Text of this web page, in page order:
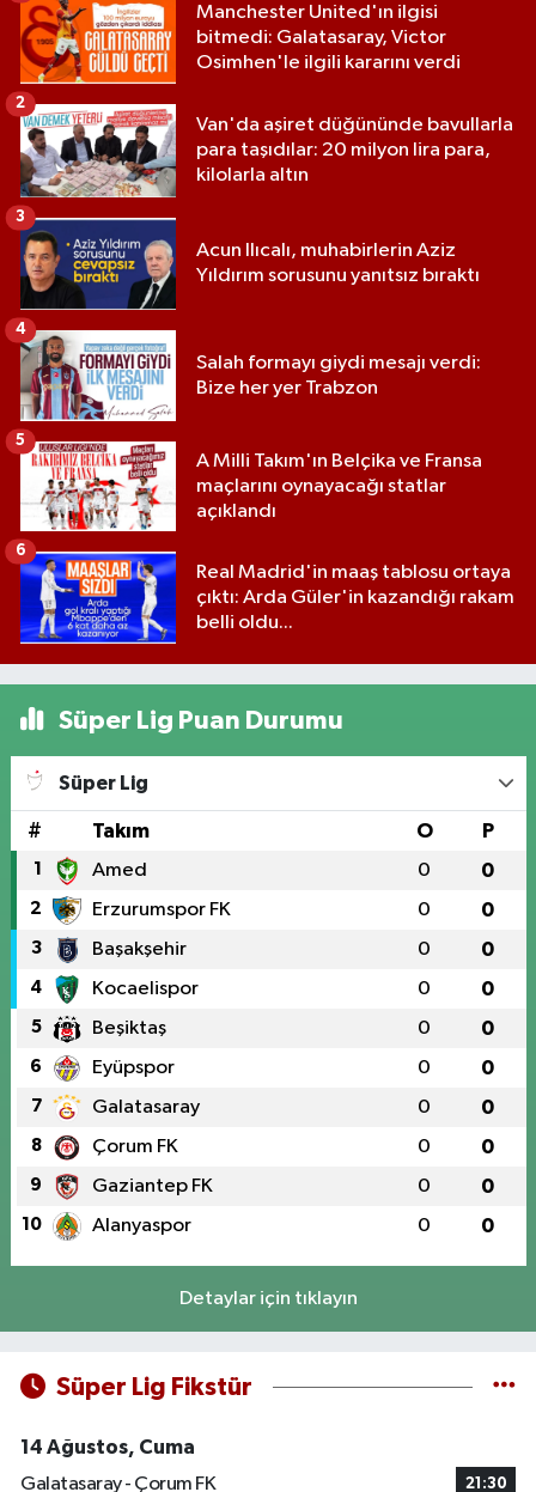
Manchester United'ın ilgisi
bitmedi: Galatasaray, Victor
Osimhen'le ilgili kararını verdi
Van'da aşiret düğününde bavullarla
para taşıdılar: 20 milyon lira para,
kilolarla altın
2
Acun Ilıcalı, muhabirlerin Aziz
Yıldırım sorusunu yanıtsız bıraktı
3
Salah formayı giydi mesajı verdi:
Bize her yer Trabzon
4
A Milli Takım'ın Belçika ve Fransa
maçlarını oynayacağı statlar
açıklandı
5
Real Madrid'in maaş tablosu ortaya
çıktı: Arda Güler'in kazandığı rakam
belli oldu...
6
Süper Lig Puan Durumu
Süper Lig
# Takım O P
1 Amed 0 0
2 Erzurumspor FK 0 0
3 Başakşehir 0 0
4 Kocaelispor 0 0
5 Beşiktaş 0 0
6 Eyüpspor 0 0
7 Galatasaray 0 0
8 Çorum FK 0 0
9 Gaziantep FK 0 0
10 Alanyaspor 0 0
Detaylar için tıklayın
Süper Lig Fikstür
14 Ağustos, Cuma
Galatasaray - Çorum FK
21:30